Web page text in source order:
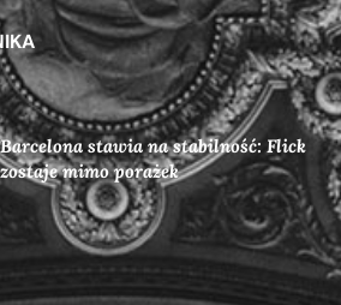
Barcelona stawia na stabilność: Flick
zostaje mimo porażek